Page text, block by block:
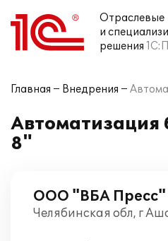
Отраслевые
и
решения
Главная Внедрения
Автоматизация
8"
ООО "ВБА Пресс"
Челябинская обл, г